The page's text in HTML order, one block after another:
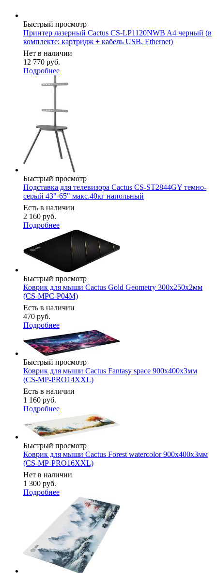
Быстрый просмотр
Принтер лазерный Cactus CS-LP1120NWB A4 черный (в
комплекте: картридж + кабель USB, Ethernet)
Нет в наличии
12 770 руб.
Подробнее
Быстрый просмотр
Подставка для телевизора Cactus CS-ST2844GY темно-
серый 43"-65" макс.40кг напольный
Есть в наличии
2 160 руб.
Подробнее
Быстрый просмотр
Коврик для мыши Cactus Gold Geometry 300x250x2мм
(CS-MPC-P04M)
Есть в наличии
470 руб.
Подробнее
Быстрый просмотр
Коврик для мыши Cactus Fantasy space 900x400x3мм
(CS-MP-PRO14XXL)
Есть в наличии
1 160 руб.
Подробнее
Быстрый просмотр
Коврик для мыши Cactus Forest watercolor 900x400x3мм
(CS-MP-PRO16XXL)
Нет в наличии
1 300 руб.
Подробнее